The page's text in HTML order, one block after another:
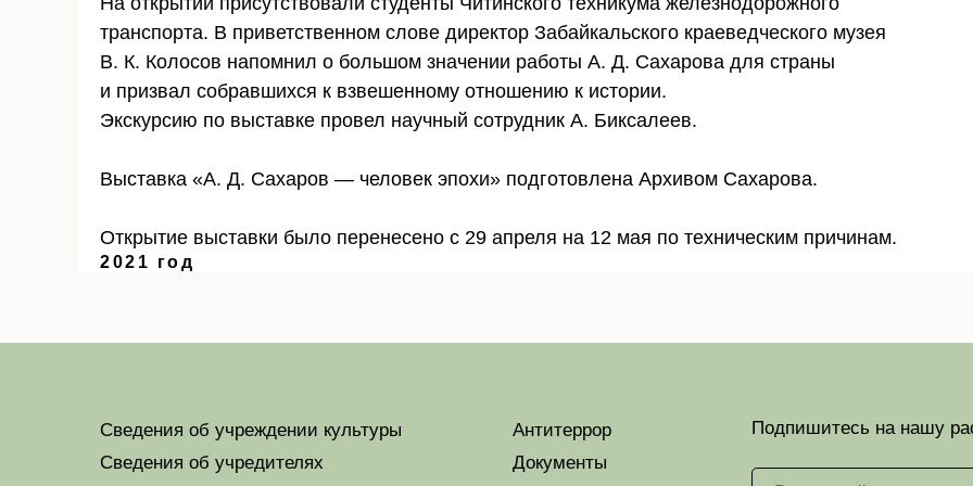
транспорта. В приветственном слове директор Забайкальского краеведческого музея
В. К. Колосов напомнил о большом значении работы А. Д. Сахарова для страны
и призвал собравшихся к взвешенному отношению к истории.
Экскурсию по выставке провел научный сотрудник А. Биксалеев.
Выставка «А. Д. Сахаров — человек эпохи» подготовлена Архивом Сахарова.
Открытие выставки было перенесено с 29 апреля на 12 мая по техническим причинам.
2021 год
Подпишитесь на нашу
Документы
Антитеррор
Сведения об учредителях
Сведения об учреждении культуры